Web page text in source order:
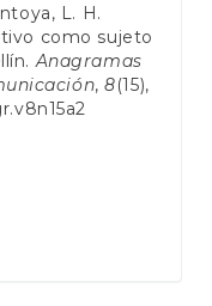
L. H.
como sujeto
Anagramas
,8(15),